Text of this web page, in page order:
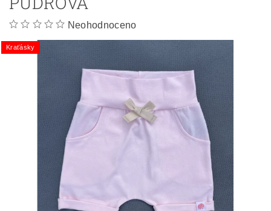
Neohodnoceno
Kraťásky